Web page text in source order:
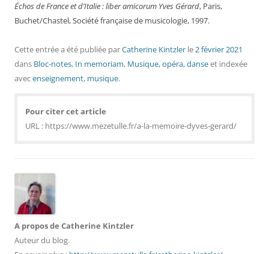
Échos de France et d’Italie : liber amicorum Yves Gérard, Paris,
Buchet/Chastel, Société française de musicologie, 1997.
Cette entrée a été publiée parCatherine Kintzler le2 février 2021
dans Bloc-notes, In memoriam, Musique, opéra, danseet indexée
avecenseignement, musique.
Pour citer cet article
URL : https://www.mezetulle.fr/a-la-memoire-dyves-gerard/
A propos de Catherine Kintzler
Auteur du blog.